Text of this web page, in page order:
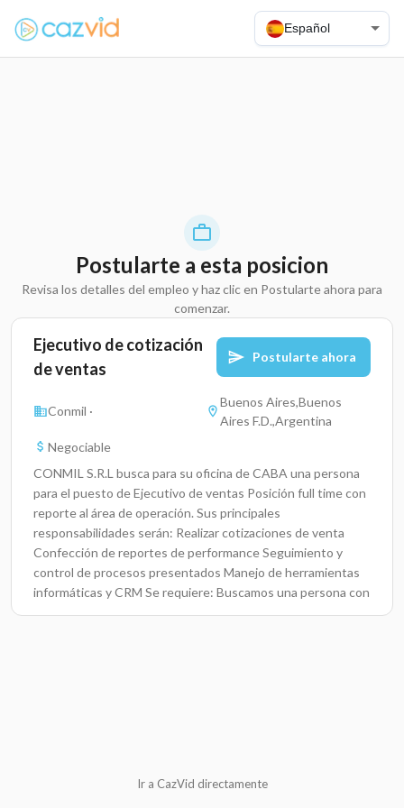
Español
Postularte a esta posicion
Revisa los detalles del empleo y haz clic en Postularte ahora para
comenzar.
Ejecutivo de cotización
de ventas
Postularte ahora
Conmil ·
Buenos Aires,Buenos
Aires F.D.,Argentina
Negociable
CONMIL S.R.L busca para su oficina de CABA una persona
para el puesto de Ejecutivo de ventas Posición full time con
reporte al área de operación. Sus principales
responsabilidades serán: Realizar cotizaciones de venta
Confección de reportes de performance Seguimiento y
control de procesos presentados Manejo de herramientas
informáticas y CRM Se requiere: Buscamos una persona con
conocimiento en la industria de equipamiento médico. Para
Ir a CazVid directamente